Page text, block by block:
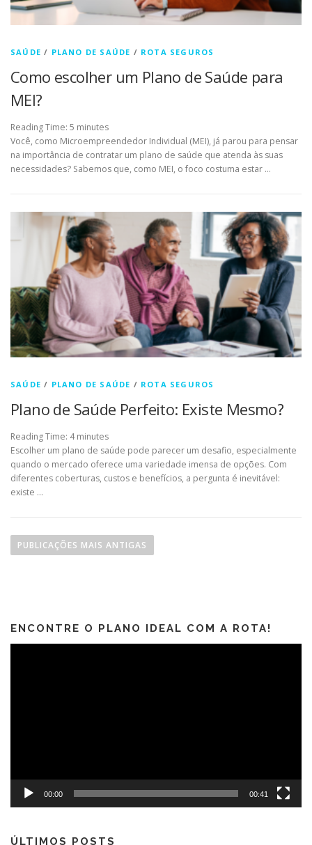
SAÚDE / PLANO DE SAÚDE / ROTA SEGUROS
Como escolher um Plano de Saúde para
MEI?
Reading Time: 5 minutes
Você, como Microempreendedor Individual (MEI), já parou para pensar
na importância de contratar um plano de saúde que atenda às suas
necessidades? Sabemos que, como MEI, o foco costuma estar …
SAÚDE / PLANO DE SAÚDE / ROTA SEGUROS
Plano de Saúde Perfeito: Existe Mesmo?
Reading Time: 4 minutes
Escolher um plano de saúde pode parecer um desafio, especialmente
quando o mercado oferece uma variedade imensa de opções. Com
diferentes coberturas, custos e benefícios, a pergunta é inevitável:
existe …
PUBLICAÇÕES MAIS ANTIGAS
ENCONTRE O PLANO IDEAL COM A ROTA!
00:00 00:41
ÚLTIMOS POSTS